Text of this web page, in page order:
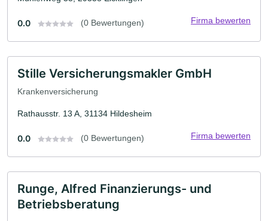
0.0 (0 Bewertungen) Firma bewerten
Stille Versicherungsmakler GmbH
Krankenversicherung
Rathausstr. 13 A, 31134 Hildesheim
0.0 (0 Bewertungen) Firma bewerten
Runge, Alfred Finanzierungs- und
Betriebsberatung